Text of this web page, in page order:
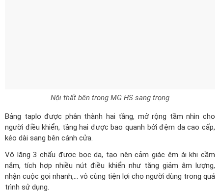
Nội thất bên trong MG HS sang trọng
Bảng taplo được phân thành hai tầng, mở rộng tầm nhìn cho
người điều khiển, tầng hai được bao quanh bởi đệm da cao cấp,
kéo dài sang bên cánh cửa.
Vô lăng 3 chấu được bọc da, tạo nên cảm giác êm ái khi cầm
nắm, tích hợp nhiều nút điều khiển như tăng giảm âm lượng,
nhận cuộc gọi nhanh,... vô cùng tiện lợi cho người dùng trong quá
trình sử dụng.